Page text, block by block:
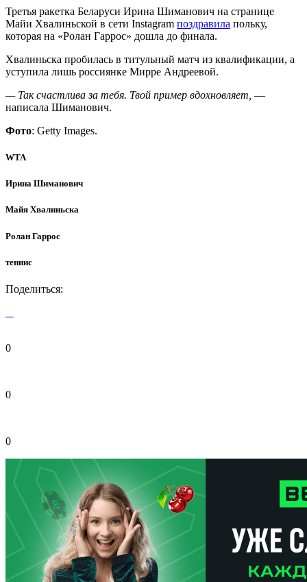
Третья ракетка Беларуси Ирина Шиманович на странице
Майи Хвалиньской в сети Instagram поздравила польку,
которая на «Ролан Гаррос» дошла до финала.
Хвалиньска пробилась в титульный матч из квалификации, а
уступила лишь россиянке Мирре Андреевой.
— Так счастлива за тебя. Твой пример вдохновляет, —
написала Шиманович.
Фото: Getty Images.
WTA
Ирина Шиманович
Майя Хвалиньска
Ролан Гаррос
теннис
Поделиться:
0
0
0